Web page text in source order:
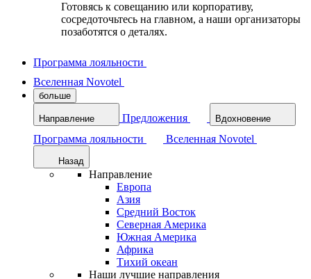
Готовясь к совещанию или корпоративу,
сосредоточьтесь на главном, а наши организаторы
позаботятся о деталях.
Программа лояльности
Вселенная Novotel
больше
Направление Предложения Вдохновение
Программа лояльности Вселенная Novotel
Назад
Направление
Европа
Азия
Средний Восток
Северная Америка
Южная Америка
Африка
Тихий океан
Наши лучшие направления